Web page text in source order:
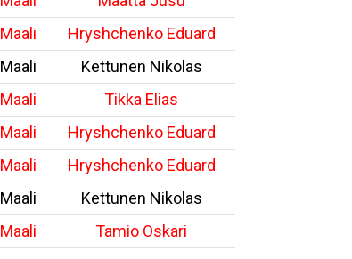
Maali
Hryshchenko Eduard
Maali
Kettunen Nikolas
Maali
Tikka Elias
Maali
Hryshchenko Eduard
Maali
Hryshchenko Eduard
Maali
Kettunen Nikolas
Maali Tamio Oskari